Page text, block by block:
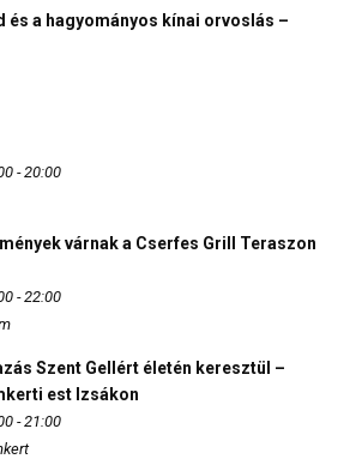
és a hagyományos kínai orvoslás –
- 20:00
várnak a Cserfes Grill Teraszon
- 22:00
Szent Gellért életén keresztül –
est Izsákon
- 21:00